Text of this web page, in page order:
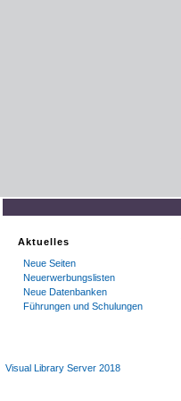
Aktuelles
Neue Seiten
Neuerwerbungslisten
Neue Datenbanken
Führungen und Schulungen
Visual Library Server 2018